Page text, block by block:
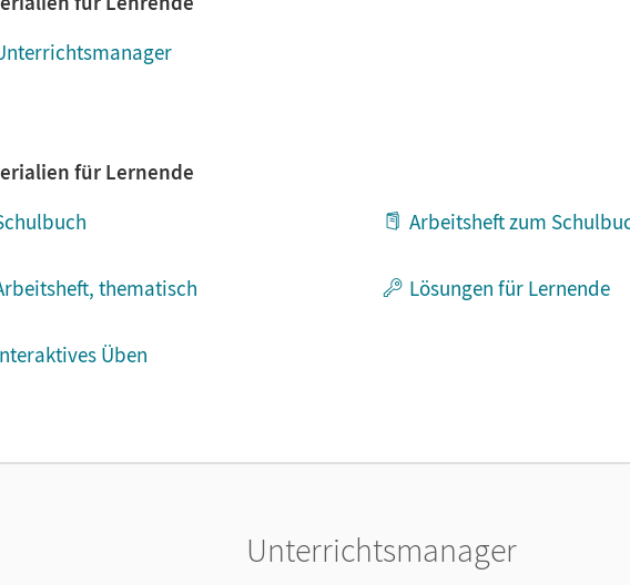
für Lernende
Arbeitsheft zum
thematisch Lösungen für Lernende
Üben
Unterrichtsmanager